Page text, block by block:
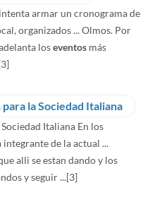
armar un cronograma de
organizados ... Olmos. Por
loseventos más
la Sociedad Italiana
Italiana En los
de la actual ...
alli se estan dando y los
y seguir ...[3]